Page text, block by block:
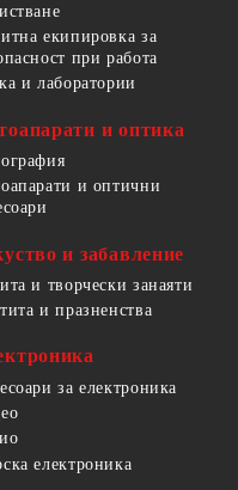
екипировка за
при работа
и лаборатории
и оптика
и оптични
и забавление
и творчески занаяти
и празненства
за електроника
електроника